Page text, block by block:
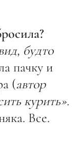
будто
пачку и
(автор
курить».
Все.